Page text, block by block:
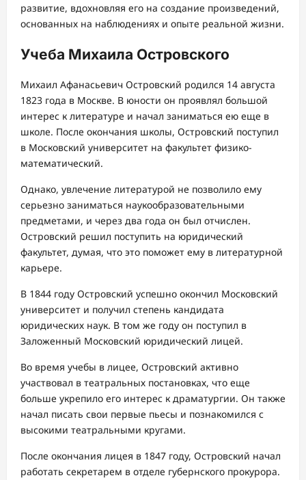
развитие, вдохновляя его на создание произведений,
основанных на наблюдениях и опыте реальной жизни.
Учеба Михаила Островского
Михаил Афанасьевич Островский родился 14 августа
1823 года в Москве. В юности он проявлял большой
интерес к литературе и начал заниматься ею еще в
школе. После окончания школы, Островский поступил
в Московский университет на факультет физико-
математический.
Однако, увлечение литературой не позволило ему
серьезно заниматься наукообразовательными
предметами, и через два года он был отчислен.
Островский решил поступить на юридический
факультет, думая, что это поможет ему в литературной
карьере.
В 1844 году Островский успешно окончил Московский
университет и получил степень кандидата
юридических наук. В том же году он поступил в
Заложенный Московский юридический лицей.
Во время учебы в лицее, Островский активно
участвовал в театральных постановках, что еще
больше укрепило его интерес к драматургии. Он также
начал писать свои первые пьесы и познакомился с
высокими театральными кругами.
После окончания лицея в 1847 году, Островский начал
работать секретарем в отделе губернского прокурора.